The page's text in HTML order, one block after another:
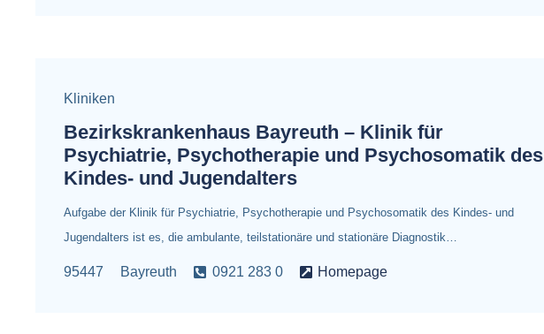
Kliniken
Bezirkskrankenhaus Bayreuth – Klinik für
Psychiatrie, Psychotherapie und Psychosomatik des
Kindes- und Jugendalters
Aufgabe der Klinik für Psychiatrie, Psychotherapie und Psychosomatik des Kindes- und
Jugendalters ist es, die ambulante, teilstationäre und stationäre Diagnostik…
95447 Bayreuth 0921 283 0 Homepage